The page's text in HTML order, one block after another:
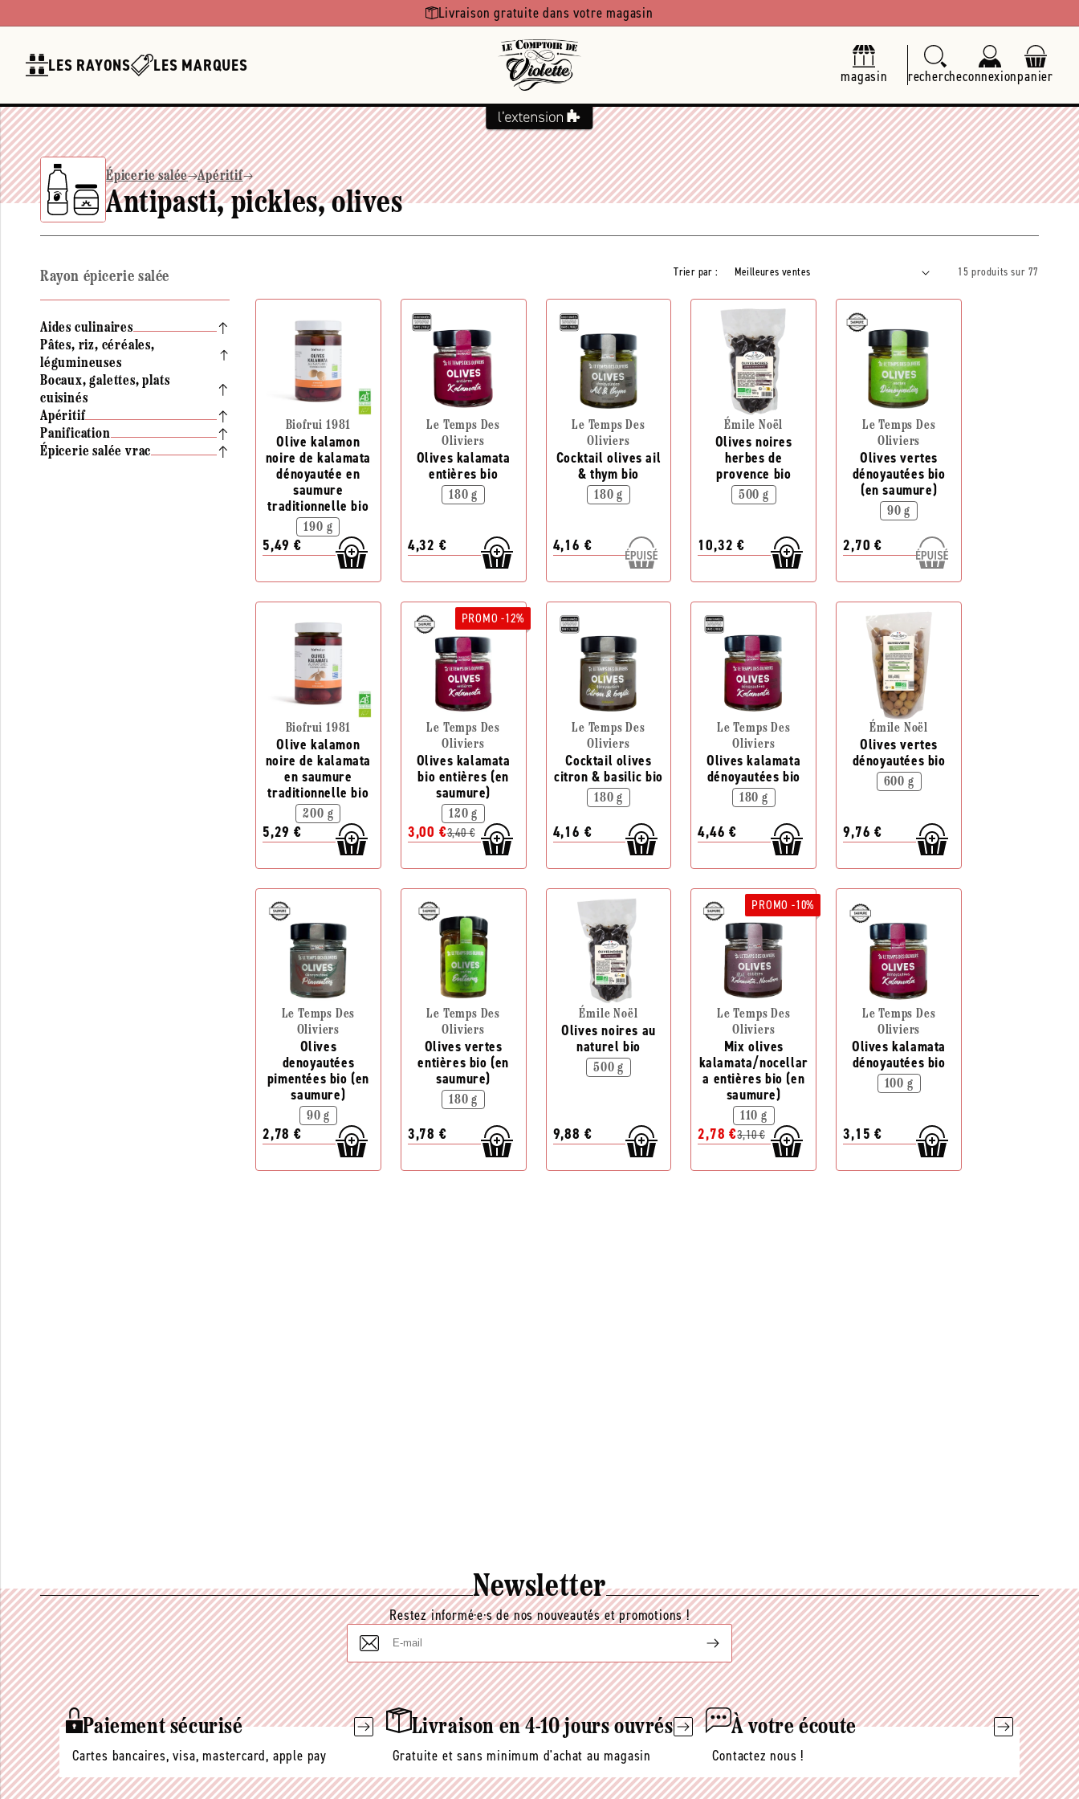
Livraison gratuite dans votre magasin
LES RAYONS LES MARQUES
magasin rechercheconnexionpanier
Épicerie salée Apéritif
Antipasti, pickles, olives
Rayon épicerie salée
Aides culinaires
Pâtes, riz, céréales,
légumineuses
Bocaux, galettes, plats
cuisinés
Apéritif
Panification
Épicerie salée vrac
Trier par : 15 produits sur 77
Biofrui 1981
Olive kalamon
noire de kalamata
dénoyautée en
saumure
traditionnelle bio
190 g
5,49 €
Le Temps Des
Oliviers
Olives kalamata
entières bio
180 g
4,32 €
Le Temps Des
Oliviers
Cocktail olives ail
& thym bio
180 g
4,16 €
Émile Noël
Olives noires
herbes de
provence bio
500 g
10,32 €
Le Temps Des
Oliviers
Olives vertes
dénoyautées bio
(en saumure)
90 g
2,70 €
Biofrui 1981
Olive kalamon
noire de kalamata
en saumure
traditionnelle bio
200 g
5,29 €
PROMO -12%
Le Temps Des
Oliviers
Olives kalamata
bio entières (en
saumure)
120 g
3,00 €3,40 €
Le Temps Des
Oliviers
Cocktail olives
citron & basilic bio
180 g
4,16 €
Le Temps Des
Oliviers
Olives kalamata
dénoyautées bio
180 g
4,46 €
Émile Noël
Olives vertes
dénoyautées bio
600 g
9,76 €
Le Temps Des
Oliviers
Olives
denoyautées
pimentées bio (en
saumure)
90 g
2,78 €
Le Temps Des
Oliviers
Olives vertes
entières bio (en
saumure)
180 g
3,78 €
Émile Noël
Olives noires au
naturel bio
500 g
9,88 €
PROMO -10%
Le Temps Des
Oliviers
Mix olives
kalamata/nocellar
a entières bio (en
saumure)
110 g
2,78 €3,10 €
Le Temps Des
Oliviers
Olives kalamata
dénoyautées bio
100 g
3,15 €
Newsletter
Restez informé·e·s de nos nouveautés et promotions !
E-
mail
Paiement sécurisé
Cartes bancaires, visa, mastercard, apple pay
Livraison en 4-10 jours ouvrés
Gratuite et sans minimum d'achat au magasin
À votre écoute
Contactez nous !